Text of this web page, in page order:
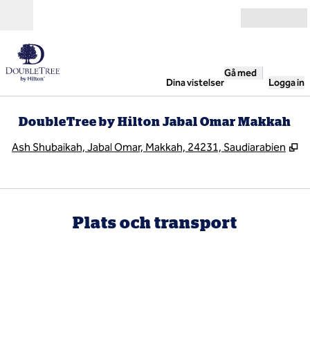
Dina vistelser
Gå med
Logga in
DoubleTree by Hilton Jabal Omar Makkah
Ash Shubaikah, Jabal Omar, Makkah, 24231, Saudiarabien ,
Plats och transport